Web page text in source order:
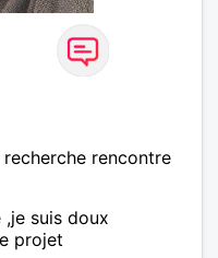
rencontre
,je suis doux
projet